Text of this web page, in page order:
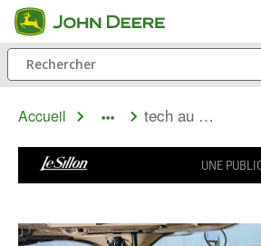
Passer au contenu principal
Rechercher
Accueil
toggle
tech au travail
UNE